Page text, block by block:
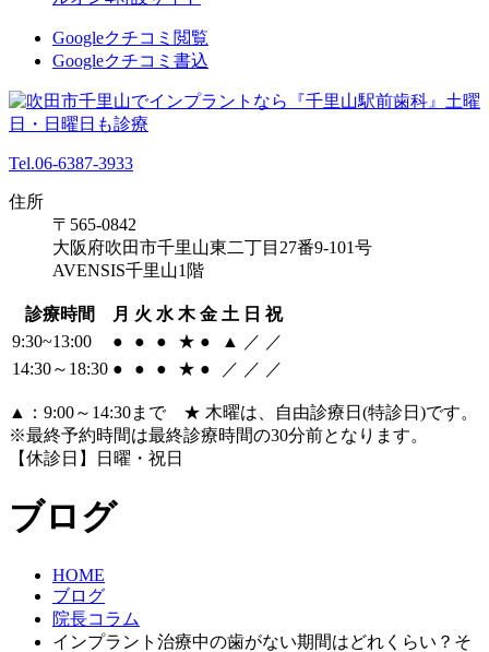
Googleクチコミ閲覧
Googleクチコミ書込
Tel.06-6387-3933
住所
〒565-0842
大阪府吹田市千里山東二丁目27番9-101号
AVENSIS千里山1階
診療時間 月 火 水 木 金 土 日 祝
9:30~13:00
● ● ● ★ ● ▲ ／ ／
14:30～18:30 ● ● ● ★ ● ／ ／ ／
▲：9:00～14:30まで ★ 木曜は、自由診療日(特診日)です。
※最終予約時間は最終診療時間の30分前となります。
【休診日】日曜・祝日
ブログ
HOME
ブログ
院長コラム
インプラント治療中の歯がない期間はどれくらい？そ